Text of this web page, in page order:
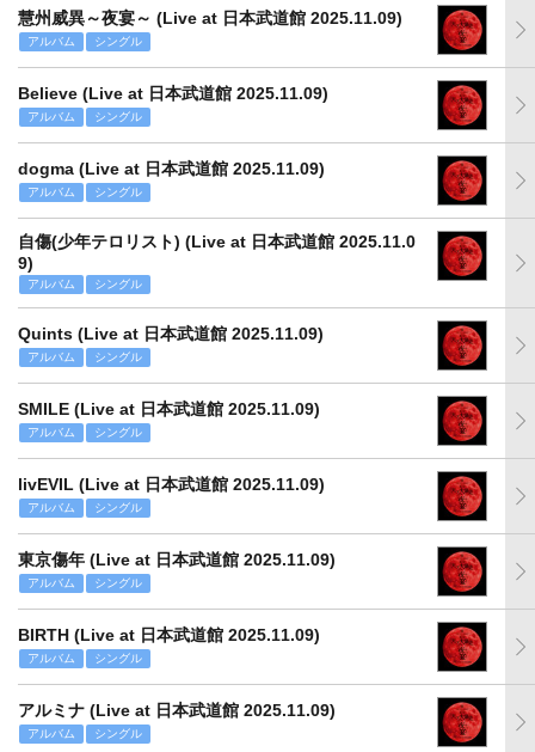
慧州威異～夜宴～ (Live at 日本武道館 2025.11.09)
アルバム シングル
Believe (Live at 日本武道館 2025.11.09)
アルバム シングル
dogma (Live at 日本武道館 2025.11.09)
アルバム シングル
自傷(少年テロリスト) (Live at 日本武道館 2025.11.0
9)
アルバム シングル
Quints (Live at 日本武道館 2025.11.09)
アルバム シングル
SMILE (Live at 日本武道館 2025.11.09)
アルバム シングル
livEVIL (Live at 日本武道館 2025.11.09)
アルバム シングル
東京傷年 (Live at 日本武道館 2025.11.09)
アルバム シングル
BIRTH (Live at 日本武道館 2025.11.09)
アルバム シングル
アルミナ (Live at 日本武道館 2025.11.09)
アルバム シングル